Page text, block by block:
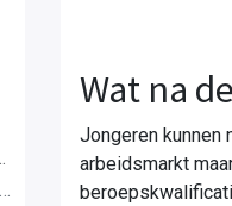
Wat na
Jongeren kunnen
arbeidsmarkt